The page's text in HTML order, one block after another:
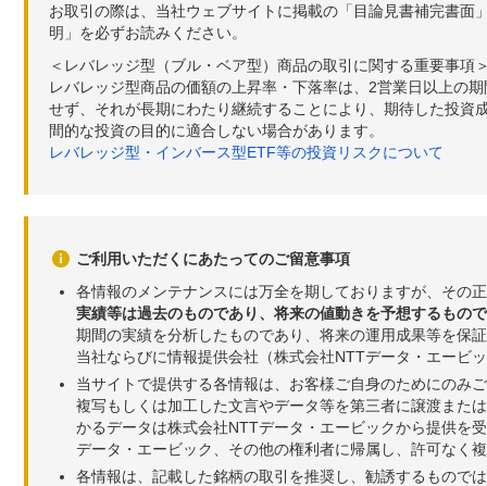
お取引の際は、当社ウェブサイトに掲載の「目論見書補完書
明」を必ずお読みください。
＜レバレッジ型（ブル・ベア型）商品の取引に関する重要事項
レバレッジ型商品の価額の上昇率・下落率は、2営業日以上の
せず、それが長期にわたり継続することにより、期待した投
間的な投資の目的に適合しない場合があります。
レバレッジ型・インバース型ETF等の投資リスクについて
ご利用いただくにあたってのご留意事項
各情報のメンテナンスには万全を期しておりますが、その
実績等は過去のものであり、将来の値動きを予想するもの
期間の実績を分析したものであり、将来の運用成果等を保
当社ならびに情報提供会社（株式会社NTTデータ・エービ
当サイトで提供する各情報は、お客様ご自身のためにのみ
複写もしくは加工した文言やデータ等を第三者に譲渡また
かるデータは株式会社NTTデータ・エービックから提供を
データ・エービック、その他の権利者に帰属し、許可なく
各情報は、記載した銘柄の取引を推奨し、勧誘するもので